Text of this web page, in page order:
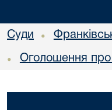
Суди •
• Оголошення про